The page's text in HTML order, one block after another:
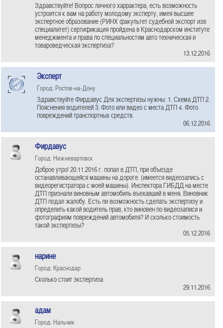
Здравствуйте! Вопрос личного харрактера, есть возможность
устроится к вам на работу молодому эксперту, имея высшее
экспертное образование (РИНХ факультет судебной экспорт изв
специалитет) сертификация пройдена в Краснодарском институте
менеджмента и права по специальностям авто техническая и
товароведческая экспертиза?
13.12.2016
Эксперт
Город: Ростов-на-Дону
Здравствуйте Фирдавус Для экспертизы нужны: 1. Схема ДТП 2.
Пояснения водителей 3. Фото или видео с места ДТП 4. Фото
повреждений транспортных средств.
06.12.2016
Фирдавус
Город: Нижневартовск
Доброе утро! 20.11.2016 г. попал в ДТП, при объезде
останавливающейся машины на дороге. (имеется видеозапись с
видеорегистратора с моей машины). Инспектора ГИБДД на месте
ДТП признали виновным автомобиль въехавший в меня. Виновник
ДТП подал жалобу. Есть ли возможность сделать экспертизу и
определить какой водитель прав, кто виновен по видеозаписи и
фотографиям повреждений автомобиля? И сколько стоимость
такой экспертизы?
05.12.2016
нарине
Город: Краснодар
Сколько стоит экспертиза
29.11.2016
адам
Город: Нальчик